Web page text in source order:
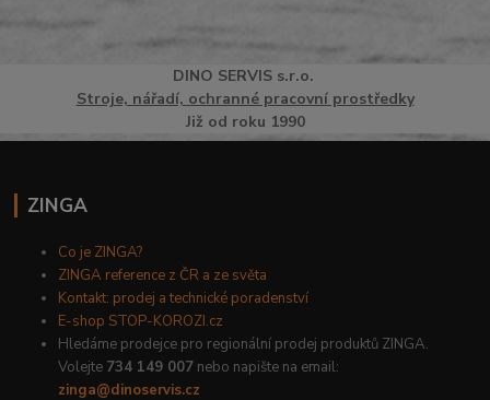
DINO SERVISs.r.o.
Stroje, nářadí, ochranné pracovní prostředky
Již od roku 1990
ZINGA
Co je ZINGA?
ZINGA reference z ČR a ze světa
Kontakt: prodej a technické poradenství
E-shop STOP-KOROZI.cz
Hledáme prodejce pro regionální prodej produktů ZINGA.
Volejte 734 149 007 nebo napište na email:
zinga@dinoservis.cz